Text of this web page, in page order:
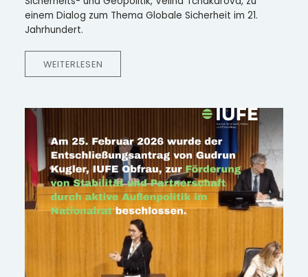
einem Dialog zum Thema Globale Sicherheit im 21.
Jahrhundert.
WEITERLESEN